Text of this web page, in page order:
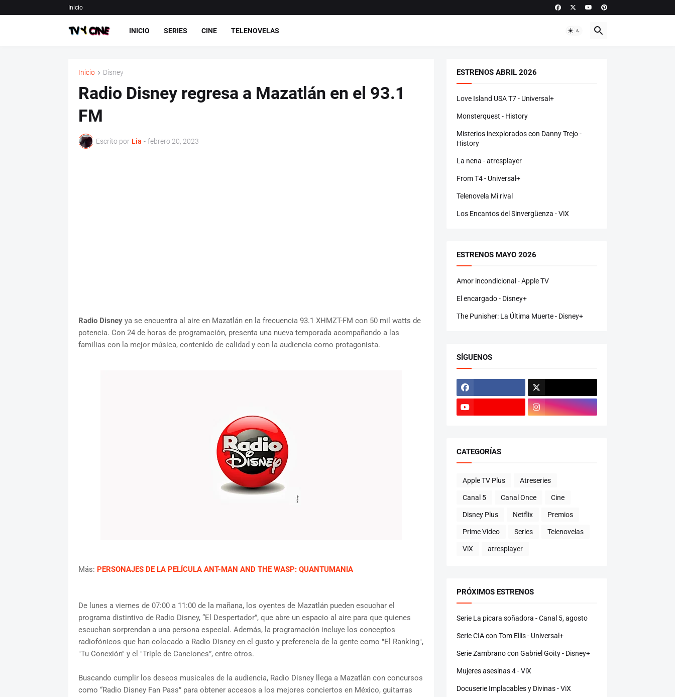
Inicio
INICIO SERIES CINE TELENOVELAS
Inicio Disney
Radio Disney regresa a Mazatlán en el 93.1
FM
Escrito por Lia - febrero 20, 2023
Radio Disneyya se encuentra al aire en Mazatlán en la frecuencia 93.1 XHMZT-FM con 50 mil watts de
potencia. Con 24 de horas de programación, presenta una nueva temporada acompañando a las
familias con la mejor música, contenido de calidad y con la audiencia como protagonista.
Más: PERSONAJES DE LA PELÍCULA ANT-MAN AND THE WASP: QUANTUMANIA
De lunes a viernes de 07:00 a 11:00 de la mañana, los oyentes de Mazatlán pueden escuchar el
programa distintivo de Radio Disney, “El Despertador”, que abre un espacio al aire para que quienes
escuchan sorprendan a una persona especial. Además, la programación incluye los conceptos
radiofónicos que han colocado a Radio Disney en el gusto y preferencia de la gente como "El Ranking",
"Tu Conexión" y el "Triple de Canciones”, entre otros.
Buscando cumplir los deseos musicales de la audiencia, Radio Disney llega a Mazatlán con concursos
como “Radio Disney Fan Pass” para obtener accesos a los mejores conciertos en México, guitarras
ESTRENOS ABRIL 2026
Love Island USA T7 - Universal+
Monsterquest - History
Misterios inexplorados con Danny Trejo -
History
La nena - atresplayer
From T4 - Universal+
Telenovela Mi rival
Los Encantos del Sinvergüenza - ViX
ESTRENOS MAYO 2026
Amor incondicional - Apple TV
El encargado - Disney+
The Punisher: La Última Muerte - Disney+
SÍGUENOS
CATEGORÍAS
Apple TV Plus Atreseries
Canal 5 Canal Once Cine
Disney Plus Netflix Premios
Prime Video Series Telenovelas
ViX atresplayer
PRÓXIMOS ESTRENOS
Serie La picara soñadora - Canal 5, agosto
Serie CIA con Tom Ellis - Universal+
Serie Zambrano con Gabriel Goity - Disney+
Mujeres asesinas 4 - ViX
Docuserie Implacables y Divinas - ViX